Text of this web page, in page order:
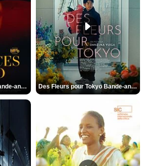
Les Silences de Riyad Bande-annonce VO STFR Des Fleurs pour Tokyo Bande-annonce VO STFR